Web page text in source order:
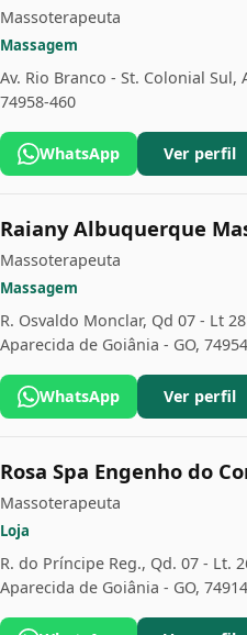
Massoterapeuta
Massagem
Av. Rio Branco - St. Colonial Sul,
74958-460
WhatsApp Ver perfil
Raiany Albuquerque
Massoterapeuta
Massagem
R. Osvaldo Monclar, Qd 07 - Lt
Aparecida de Goiânia - GO,
WhatsApp Ver perfil
Rosa Spa Engenho do
Massoterapeuta
Loja
R. do Príncipe Reg., Qd. 07 - Lt.
Aparecida de Goiânia - GO,